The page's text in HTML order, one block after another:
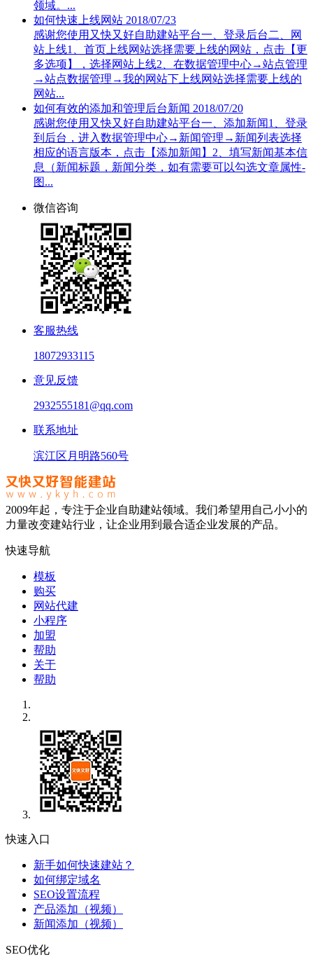
领域。...
如何快速上线网站 2018/07/23
感谢您使用又快又好自助建站平台一、登录后台二、网
站上线1、首页上线网站选择需要上线的网站，点击【更
多选项】，选择网站上线2、在数据管理中心→站点管理
→站点数据管理→我的网站下上线网站选择需要上线的
网站...
如何有效的添加和管理后台新闻 2018/07/20
感谢您使用又快又好自助建站平台一、添加新闻1、登录
到后台，进入数据管理中心→新闻管理→新闻列表选择
相应的语言版本，点击【添加新闻】2、填写新闻基本信
息（新闻标题，新闻分类，如有需要可以勾选文章属性-
图...
微信咨询
客服热线
18072933115
意见反馈
2932555181@qq.com
联系地址
滨江区月明路560号
2009年起，专注于企业自助建站领域。我们希望用自己小小的
力量改变建站行业，让企业用到最合适企业发展的产品。
快速导航
模板
购买
网站代建
小程序
加盟
帮助
关于
帮助
快速入口
新手如何快速建站？
如何绑定域名
SEO设置流程
产品添加（视频）
新闻添加（视频）
SEO优化